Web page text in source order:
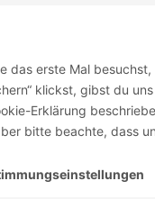
das erste Mal
klickst, gibst du
Erklärung
bitte beachte, dass